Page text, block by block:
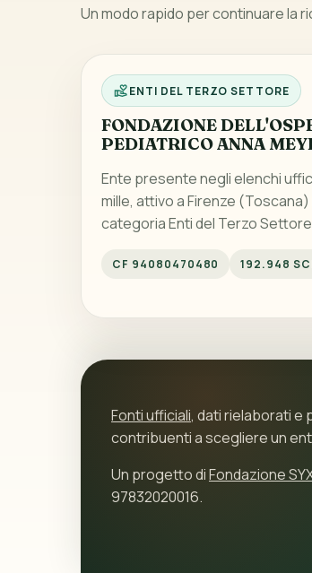
Un modo rapido per continuare la
ENTI DEL TERZO SETTORE
FONDAZIONE
PEDIATRICO ANNA
Ente presente negli elenchi
mille, attivo a Firenze (Toscana)
categoria Enti del Terzo
CF 94080470480 192.948
Fonti ufficiali, dati rielaborati e
contribuenti a scegliere un
Un progetto diFondazione
97832020016.